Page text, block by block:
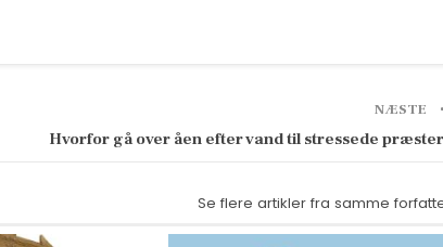
NÆSTE
Hvorfor gå over åen efter vand til stressede
Se flere artikler fra samme